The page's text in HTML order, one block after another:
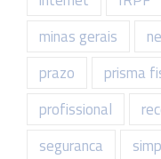
minas gerais
prazo
prisma
profissional
seguranca